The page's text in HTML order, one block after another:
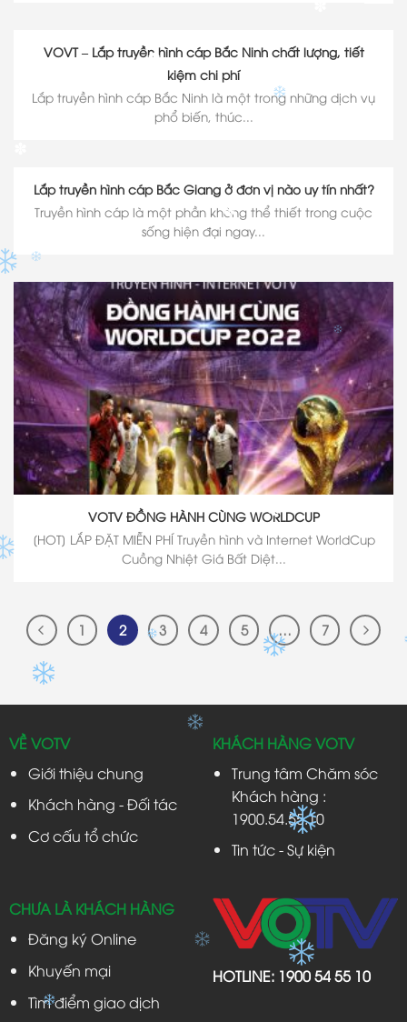
VOVT – Lắp truyền hình cáp Bắc Ninh chất lượng, tiết
kiệm chi phí
Lắp truyền hình cáp Bắc Ninh là một trong những dịch vụ
phổ biến, thúc...
Lắp truyền hình cáp Bắc Giang ở đơn vị nào uy tín nhất?
Truyền hình cáp là một phần không thể thiết trong cuộc
sống hiện đại ngay...
VOTV ĐỒNG HÀNH CÙNG WORLDCUP
[HOT] LẮP ĐẶT MIỄN PHÍ Truyền hình và Internet WorldCup
Cuồng Nhiệt Giá Bất Diệt...
1 2 3 4 5 … 7
VỀ VOTV
Giới thiệu chung
Khách hàng - Đối tác
Cơ cấu tổ chức
KHÁCH HÀNG VOTV
Trung tâm Chăm sóc
Khách hàng :
1900.54.55.10
Tin tức - Sự kiện
CHƯA LÀ KHÁCH HÀNG
Đăng ký Online
Khuyến mại
Tìm điểm giao dịch
HOTLINE: 1900 54 55 10
✽
✽
✽